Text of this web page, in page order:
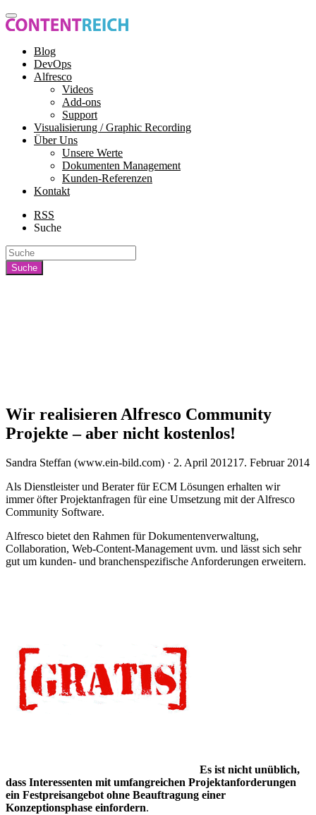
Blog
DevOps
Alfresco
Videos
Add-ons
Support
Visualisierung / Graphic Recording
Über Uns
Unsere Werte
Dokumenten Management
Kunden-Referenzen
Kontakt
RSS
Suche
Wir realisieren Alfresco Community
Projekte – aber nicht kostenlos!
Sandra Steffan (www.ein-bild.com) · Veröffentlicht
2. April 201217. Februar 2014
Als Dienstleister und Berater für ECM Lösungen erhalten wir
immer öfter Projektanfragen für eine Umsetzung mit der Alfresco
Community Software.
Alfresco bietet den Rahmen für Dokumentenverwaltung,
Collaboration, Web-Content-Management uvm. und lässt sich sehr
gut um kunden- und branchenspezifische Anforderungen erweitern.
Es ist nicht unüblich,
dass Interessenten mit umfangreichen Projektanforderungen
ein Festpreisangebotohne Beauftragung einer
Konzeptionsphase einfordern.